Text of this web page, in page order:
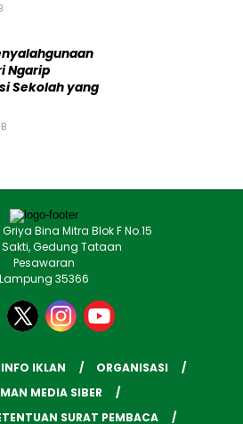
Ngarip
Sekolah yang
Bina Mitra Blok F No.15
Sakti, Gedung Tataan
Pesawaran
Lampung 35366
INFO IKLAN
ORGANISASI
MEDIA SIBER
SURAT PEMBACA